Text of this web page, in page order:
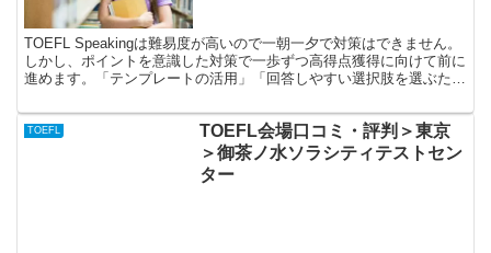
TOEFL Speakingは難易度が高いので一朝一夕で対策はできません。
しかし、ポイントを意識した対策で一歩ずつ高得点獲得に向けて前に
進めます。「テンプレートの活用」「回答しやすい選択肢を選ぶため
スピーキング対策のポイントです。完璧な発音は求められません。
TOEFL
TOEFL会場口コミ・評判＞東京
＞御茶ノ水ソラシティテストセン
ター